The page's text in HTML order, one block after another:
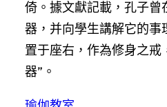
倚。據文獻記載，孔子曾
器，并向學生講解它的事
置于座右，作為修身之戒
器”。